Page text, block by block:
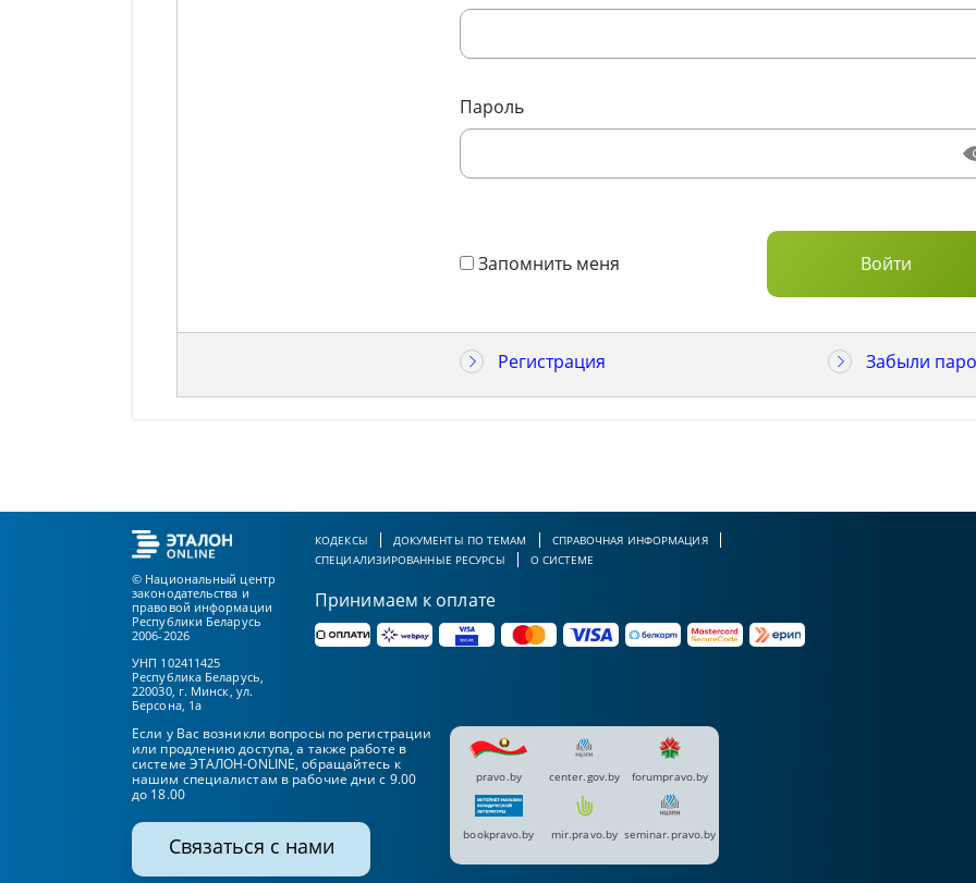
Пароль
Запомнить меня
Регистрация Забыли
© Национальный центр
законодательства и
правовой информации
Республики Беларусь
2006-2026
УНП 102411425
Республика Беларусь,
220030, г. Минск, ул.
Берсона, 1а
КОДЕКСЫ ДОКУМЕНТЫ ПО ТЕМАМ
СПРАВОЧНАЯ ИНФОРМАЦИЯ
СПЕЦИАЛИЗИРОВАННЫЕ РЕСУРСЫ
О СИСТЕМЕ
Принимаем к оплате
Если у Вас возникли вопросы по регистрации
или продлению доступа, а также работе в
системе ЭТАЛОН-ONLINE, обращайтесь к
нашим специалистам в рабочие дни с 9.00
до 18.00
Связаться с нами
pravo.by center.gov.by forumpravo.by
bookpravo.by mir.pravo.by seminar.pravo.by